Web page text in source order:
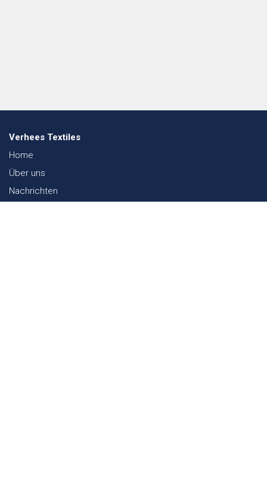
Verhees Textiles
Home
Über uns
Nachrichten